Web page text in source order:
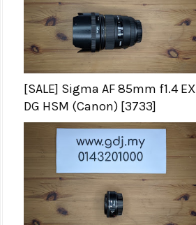
[SALE] Sigma AF 85mm f1.4 EX
DG HSM (Canon) [3733]